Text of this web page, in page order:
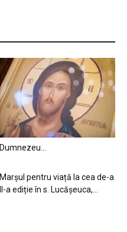
Dumnezeu…
Marșul pentru viață la cea de-a
II-a ediție în s. Lucășeuca,...